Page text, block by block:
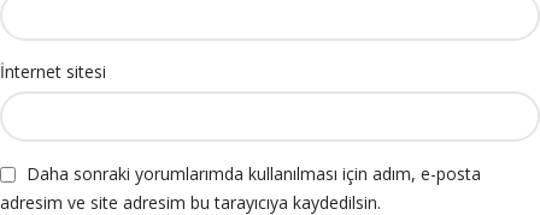
İnternet sitesi
Daha sonraki yorumlarımda kullanılması için adım, e-posta
adresim ve site adresim bu tarayıcıya kaydedilsin.